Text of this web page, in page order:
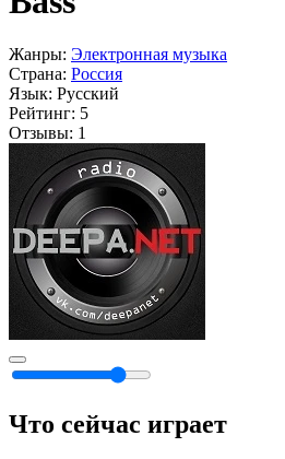
Жанры: Электронная музыка
Страна: Россия
Язык: Русский
Рейтинг: 5
Отзывы: 1
Что сейчас играет